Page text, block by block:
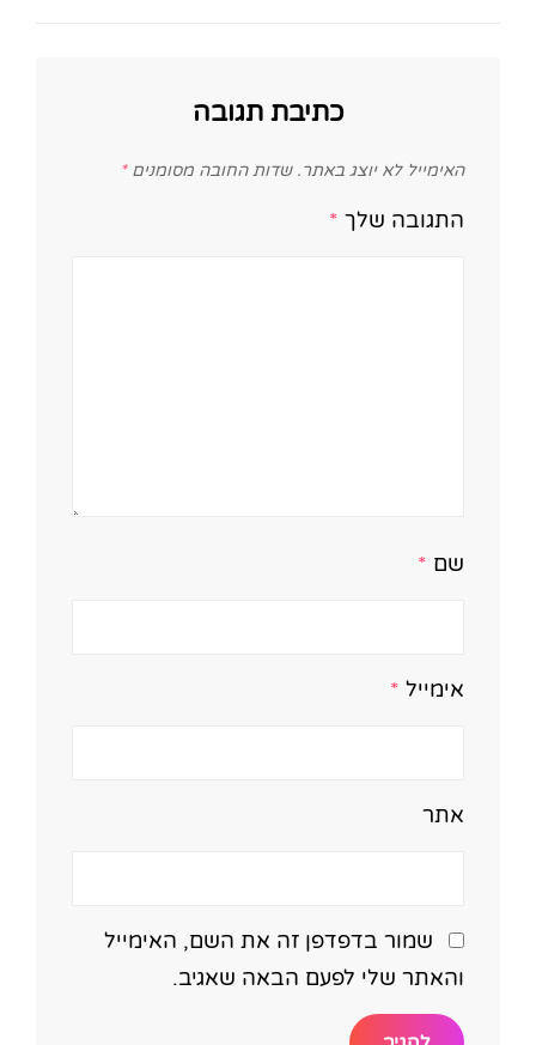
כתיבת תגובה
האימייל לא יוצג באתר. שדות החובה מסומנים*
התגובה שלך *
שם *
אימייל *
אתר
שמור בדפדפן זה את השם, האימייל
והאתר שלי לפעם הבאה שאגיב.